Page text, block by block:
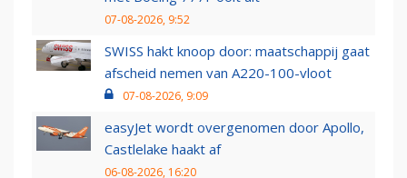
07-08-2026, 9:52
SWISS hakt knoop door: maatschappij gaat
afscheid nemen van A220-100-vloot
07-08-2026, 9:09
easyJet wordt overgenomen door Apollo,
Castlelake haakt af
06-08-2026, 16:20